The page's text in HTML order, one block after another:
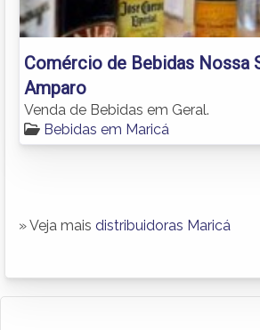
Comércio de Bebidas Nossa
Amparo
Venda de Bebidas em Geral.
Bebidas em Maricá
» Veja mais distribuidoras Maricá